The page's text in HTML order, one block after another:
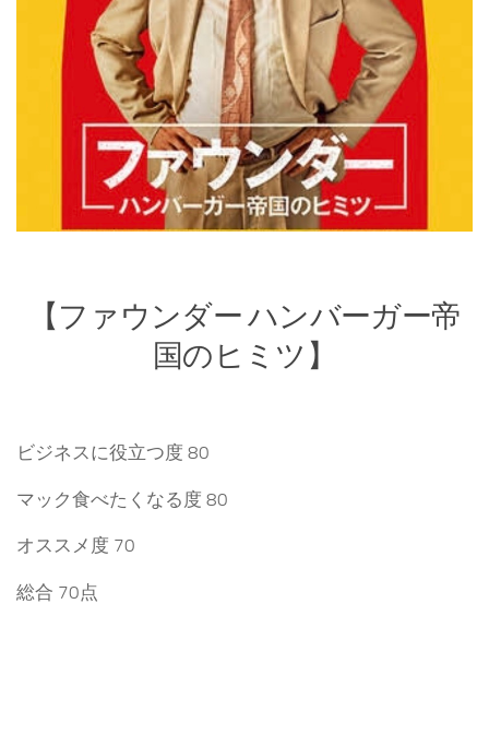
【ファウンダー ハンバーガー帝
国のヒミツ】
ビジネスに役立つ度 80
マック食べたくなる度 80
オススメ度 70
総合 70点